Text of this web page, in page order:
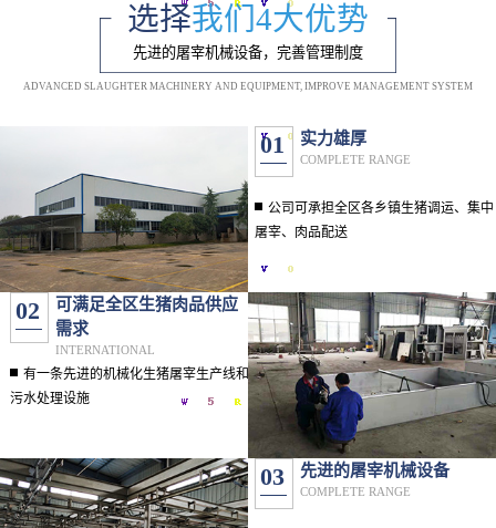
选择我们4大优势
先进的屠宰机械设备，完善管理制度
ADVANCED SLAUGHTER MACHINERY AND EQUIPMENT, IMPROVE MANAGEMENT SYSTEM
01 实力雄厚
COMPLETE RANGE
公司可承担全区各乡镇生猪调运、集中
屠宰、肉品配送
02
可满足全区生猪肉品供应
需求
INTERNATIONAL
有一条先进的机械化生猪屠宰生产线和
污水处理设施
03 先进的屠宰机械设备
COMPLETE RANGE